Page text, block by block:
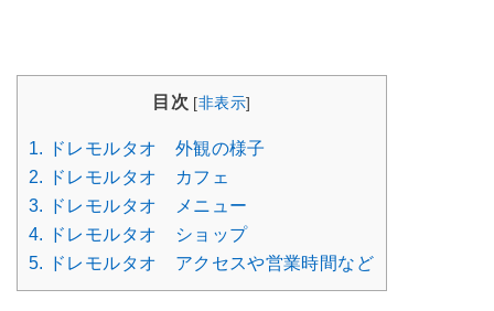
目次 [非表示]
1. ドレモルタオ 外観の様子
2. ドレモルタオ カフェ
3. ドレモルタオ メニュー
4. ドレモルタオ ショップ
5. ドレモルタオ アクセスや営業時間など